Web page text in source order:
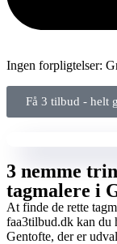
Ingen forpligtelser:
Få 3 tilbud - helt
3 nemme
tagmalere i
At finde de rette
faa3tilbud.dk kan du
Gentofte, der er